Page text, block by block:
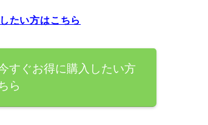
たい方はこちら
すぐお得に購入したい方
ら